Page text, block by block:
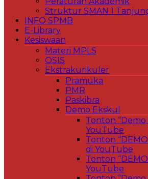
Struktur SMAN 1
INFO SPMB
E-Library
Kesiswaan
Materi MPLS
OSIS
Ekstrakurikuler
Pramuka
PMR
Paskibra
Demo Ekskul
Tonton “Demo
YouTube
Tonton
di YouTube
Tonton
YouTube